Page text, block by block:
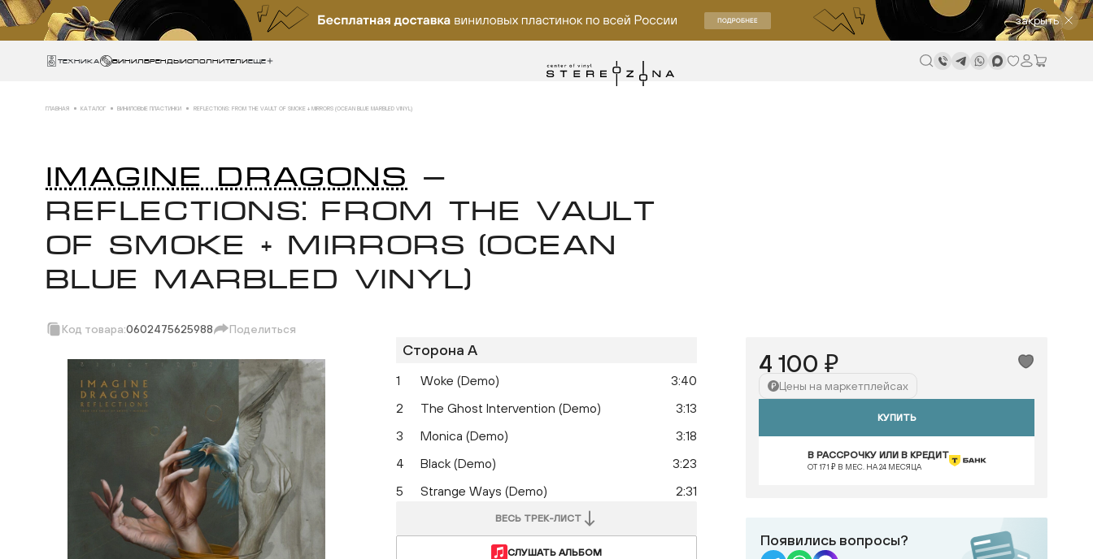
закрыть
Техника ВИНИЛБРЕНДЫИСПОЛНИТЕЛИЕще
ГЛАВНАЯ КАТАЛОГ ВИНИЛОВЫЕ ПЛАСТИНКИ REFLECTIONS: FROM THE VAULT OF SMOKE + MIRRORS (OCEAN BLUE MARBLED VINYL)
IMAGINE DRAGONS —
REFLECTIONS: FROM THE VAULT
OF SMOKE + MIRRORS (OCEAN
BLUE MARBLED VINYL)
Код товара:0602475625988 Поделиться
Скопировать ссылку
Вотсап
Телеграм
Макс
ВКонтакте
Одноклассники
Сторона A
1 Woke (Demo)
3:40
2
The Ghost Intervention (Demo)
3:13
3
Monica (Demo)
3:18
4
Black (Demo)
3:23
5
Strange Ways (Demo) 2:31
ВЕСЬ ТРЕК-ЛИСТ
СЛУШАТЬ АЛЬБОМ
4 100 ₽
Цены на маркетплейсах
КУПИТЬ
В РАССРОЧКУ ИЛИ В КРЕДИТ
ОТ 171 ₽ В МЕС. НА 24 МЕСЯЦА
Появились вопросы?